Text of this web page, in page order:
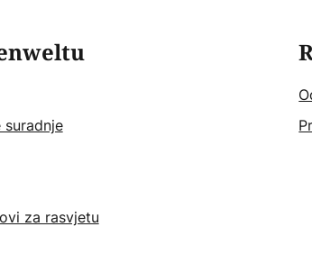
suradnje
za rasvjetu